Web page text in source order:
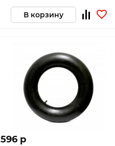
В корзину
596 p